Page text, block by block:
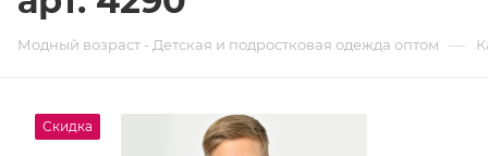
Модный возраст - Детская и подростковая одежда оптом —
Скидка